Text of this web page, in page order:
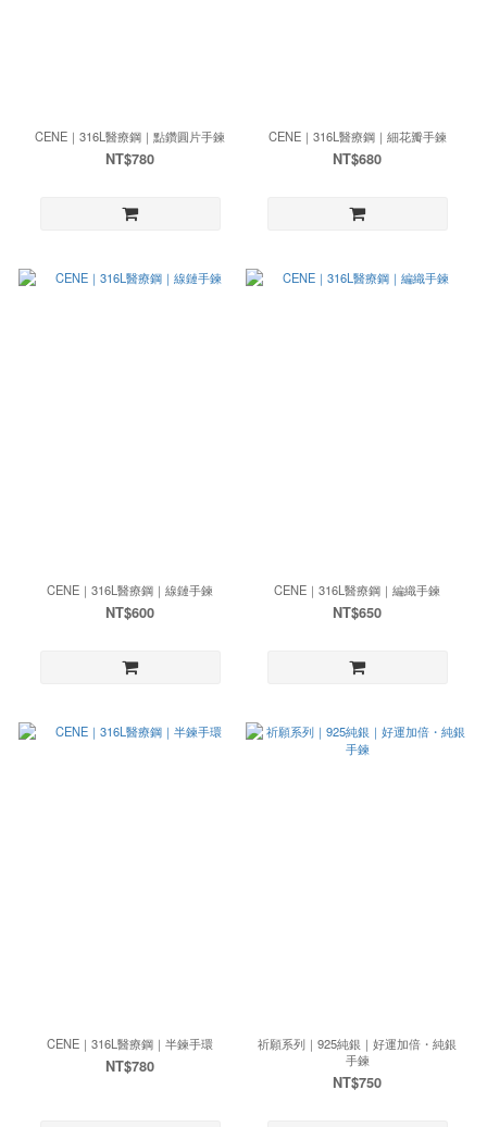
CENE｜316L醫療鋼｜點鑽圓片手鍊
NT$780
CENE｜316L醫療鋼｜細花瓣手鍊
NT$680
CENE｜316L醫療鋼｜線鏈手鍊
NT$600
CENE｜316L醫療鋼｜編織手鍊
NT$650
CENE｜316L醫療鋼｜半鍊手環
NT$780
祈願系列｜925純銀｜好運加倍・純銀
手鍊
NT$750